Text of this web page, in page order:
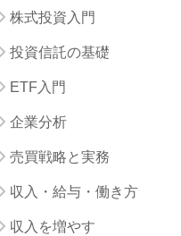
株式投資入門
投資信託の基礎
ETF入門
企業分析
売買戦略と実務
収入・給与・働き方
収入を増やす